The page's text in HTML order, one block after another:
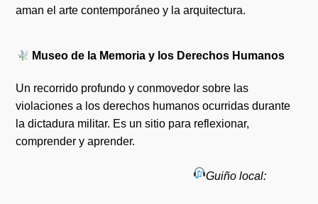
aman el arte contemporáneo y la arquitectura.
Museo de la Memoria y los Derechos Humanos
Un recorrido profundo y conmovedor sobre las
violaciones a los derechos humanos ocurridas durante
la dictadura militar. Es un sitio para reflexionar,
comprender y aprender.
Guiño local: